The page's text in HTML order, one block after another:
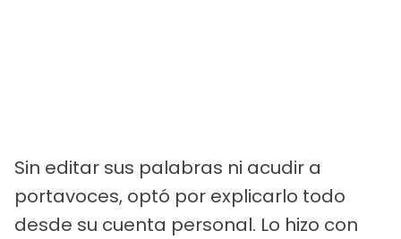
Sin editar sus palabras ni acudir a
portavoces, optó por explicarlo todo
desde su cuenta personal. Lo hizo con